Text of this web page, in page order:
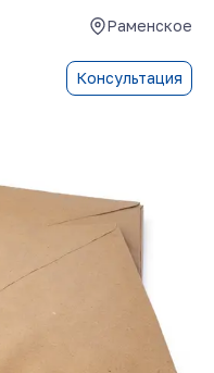
Раменское
Консультация